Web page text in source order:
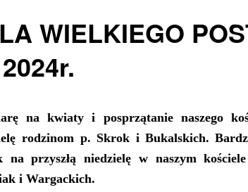
WIELKIEGO
nakwiaty i posprzątanie naszego
rodzinom p. Skrok i Bukalskich.
przyszłą niedzielę w naszym kościele
i Wargackich.